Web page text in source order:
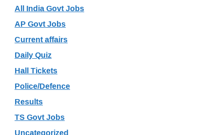
All India Govt Jobs
AP Govt Jobs
Current affairs
Daily Quiz
Hall Tickets
Police/Defence
Results
TS Govt Jobs